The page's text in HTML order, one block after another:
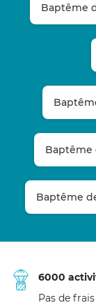
Baptême
Baptême
Baptême
6000
Pas de